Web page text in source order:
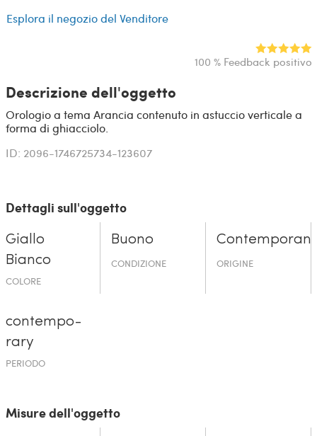
Esplora il negozio del Venditore
100 % Feedback positivo
Descrizione dell'oggetto
Orologio a tema Arancia contenuto in astuccio verticale a
forma di ghiacciolo.
ID: 2096-1746725734-123607
Dettagli sull'oggetto
Giallo
Bianco
COLORE
Buono
CONDIZIONE ORIGINE
contempo­
rary
PERIODO
Misure dell'oggetto